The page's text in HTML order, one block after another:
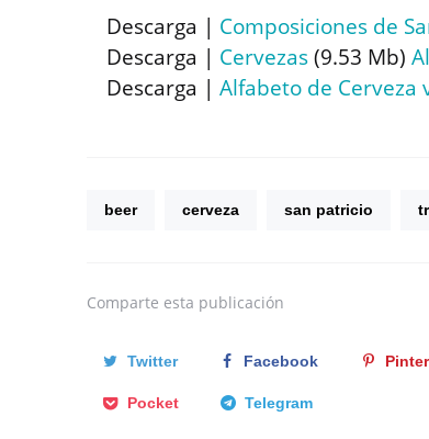
Descarga | Composiciones de
Descarga | Cervezas(9.53 Mb)
Descarga | Alfabeto de Cerveza
beer cerveza san patricio
Comparte esta publicación
Twitter Facebook
Pocket Telegram